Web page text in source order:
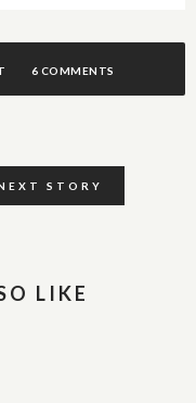
6 COMMENTS
STORY
LIKE